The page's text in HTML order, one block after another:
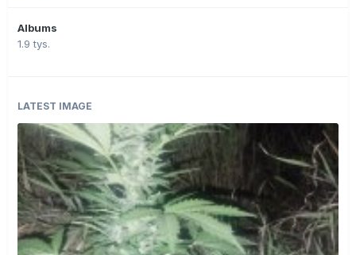
Albums
1.9 tys.
LATEST IMAGE